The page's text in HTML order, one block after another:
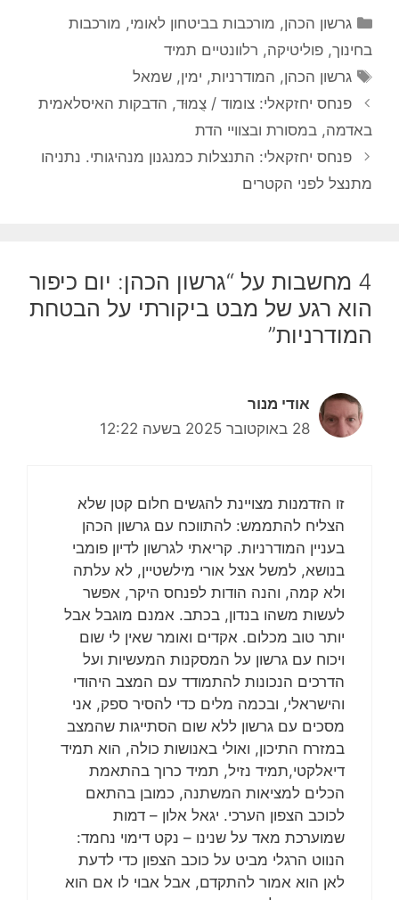
קטגוריות
גרשון הכהן, מורכבות בביטחון לאומי, מורכבות
בחינוך, פוליטיקה, רלוונטיים תמיד
תגיות
גרשון הכהן, המודרניות, ימין,שמאל
פנחס יחזקאלי: צומוד / צֻמוּד, הדבקות האיסלאמית
באדמה, במסורת ובצוויי הדת
פנחס יחזקאלי: התנצלות כמנגנון מנהיגותי. נתניהו
מתנצל לפני הקטרים
4 מחשבות על “גרשון הכהן: יום כיפור
הוא רגע של מבט ביקורתי על הבטחת
המודרניות”
אודי מנור
28 באוקטובר 2025 בשעה 12:22
זו הזדמנות מצויינת להגשים חלום קטן שלא
הצליח להתממש: להתווכח עם גרשון הכהן
בעניין המודרניות. קריאתי לגרשון לדיון פומבי
בנושא, למשל אצל אורי מילשטיין, לא עלתה
ולא קמה, והנה הודות לפנחס היקר, אפשר
לעשות משהו בנדון, בכתב. אמנם מוגבל אבל
יותר טוב מכלום. אקדים ואומר שאין לי שום
ויכוח עם גרשון על המסקנות המעשיות ועל
הדרכים הנכונות להתמודד עם המצב היהודי
והישראלי, ובכמה מלים כדי להסיר ספק, אני
מסכים עם גרשון ללא שום הסתייגות שהמצב
במזרח התיכון, ואולי באנושות כולה, הוא תמיד
דיאלקטי,תמיד נזיל, תמיד כרוך בהתאמת
הכלים למציאות המשתנה, כמובן בהתאם
לכוכב הצפון הערכי. יגאל אלון – דמות
שמוערכת מאד על שנינו – נקט דימוי נחמד:
הנווט הרגלי מביט על כוכב הצפון כדי לדעת
לאן הוא אמור להתקדם, אבל אבוי לו אם הוא